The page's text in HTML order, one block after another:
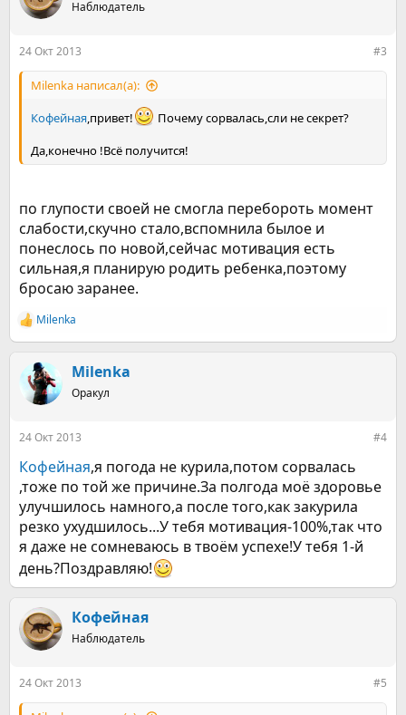
Наблюдатель
24 Окт 2013 #3
Milenka написал(а):
Кофейная,привет!
Почему сорвалась,сли не секрет?
Да,конечно !Всё получится!
по глупости своей не смогла перебороть момент
слабости,скучно стало,вспомнила былое и
понеслось по новой,сейчас мотивация есть
сильная,я планирую родить ребенка,поэтому
бросаю заранее.
Р
е
к
ц
Milenka
Milenka
Оракул
24 Окт 2013 #4
Кофейная,я погода не курила,потом сорвалась
,тоже по той же причине.За полгода моё здоровье
улучшилось намного,а после того,как закурила
резко ухудшилось...У тебя мотивация-100%,так что
я даже не сомневаюсь в твоём успехе!У тебя 1-й
день?Поздравляю!
Кофейная
Наблюдатель
24 Окт 2013 #5